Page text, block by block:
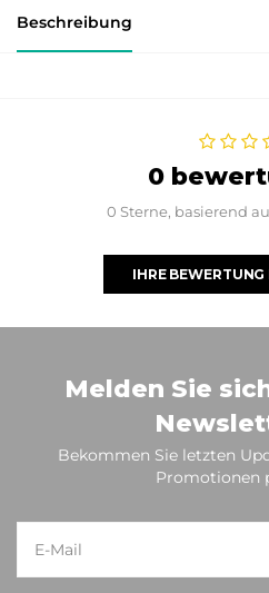
Beschreibung
0
0 Sterne, basierend
IHRE
Melden Sie
Bekommen Sie letzten
Promotionen